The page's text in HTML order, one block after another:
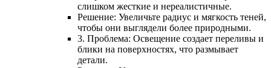
слишком жесткие и нереалистичные.
Решение: Увеличьте радиус и мягкость теней,
чтобы они выглядели более природными.
3. Проблема: Освещение создает переливы и
блики на поверхностях, что размывает
детали.